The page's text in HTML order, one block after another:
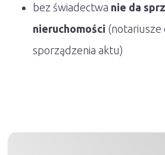
bez świadectwa nie da
nieruchomości (notariusze
sporządzenia aktu)